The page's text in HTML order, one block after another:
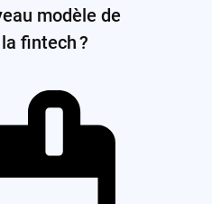
modèle de
fintech ?